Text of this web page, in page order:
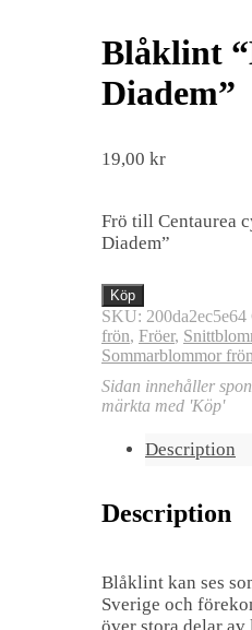
Blåklint
Diadem”
19,00 kr
Frö till Centaurea
Diadem”
Köp
SKU: 200da2ec5e64
frön, Fröer,
Sommarblommor frön
Sidan innehåller
märkta med 'Köp'
Description
Description
Blåklint kan ses
Sverige och
över stora delar av